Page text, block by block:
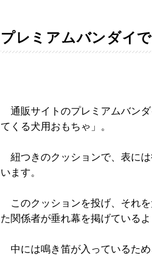
プレミアムバンダイ
通販サイトのプレミアムバン
てくる犬用おもちゃ」。
紐つきのクッションで、表に
います。
このクッションを投げ、それ
た関係者が垂れ幕を掲げている
中には鳴き笛が入っているため